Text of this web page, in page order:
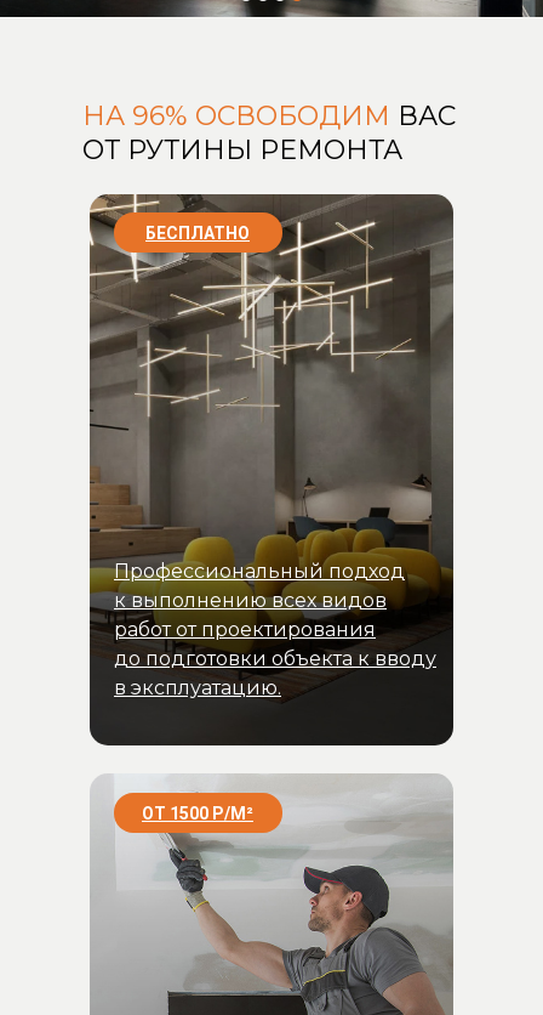
НА 96% ОСВОБОДИМ ВАС
ОТ РУТИНЫ РЕМОНТА
Профессиональный подход
к выполнению всех видов
работ от проектирования
до подготовки объекта к вводу
в эксплуатацию.
БЕСПЛАТНО
ОТ 1500 Р/М ²